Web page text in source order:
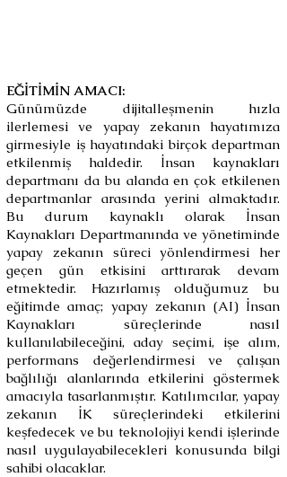
EĞİTİMİN AMACI:
Günümüzde dijitalleşmenin hızla
ilerlemesi ve yapay zekanın hayatımıza
girmesiyle iş hayatındaki birçok departman
etkilenmiş haldedir. İnsan kaynakları
departmanı da bu alanda en çok etkilenen
departmanlar arasında yerini almaktadır.
Bu durum kaynaklı olarak İnsan
Kaynakları Departmanında ve yönetiminde
yapay zekanın süreci yönlendirmesi her
geçen gün etkisini arttırarak devam
etmektedir. Hazırlamış olduğumuz bu
eğitimde amaç; yapay zekanın (AI) İnsan
Kaynakları süreçlerinde nasıl
kullanılabileceğini, aday seçimi, işe alım,
performans değerlendirmesi ve çalışan
bağlılığı alanlarında etkilerini göstermek
amacıyla tasarlanmıştır. Katılımcılar, yapay
zekanın İK süreçlerindeki etkilerini
keşfedecek ve bu teknolojiyi kendi işlerinde
nasıl uygulayabilecekleri konusunda bilgi
sahibi olacaklar.